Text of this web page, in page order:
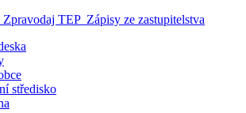
Zpravodaj TEP Zápisy ze zastupitelstva
středisko